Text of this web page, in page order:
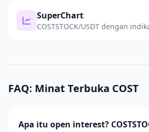
SuperChart
COSTSTOCK/USDT dengan
FAQ: Minat Terbuka COST
Apa itu open interest?